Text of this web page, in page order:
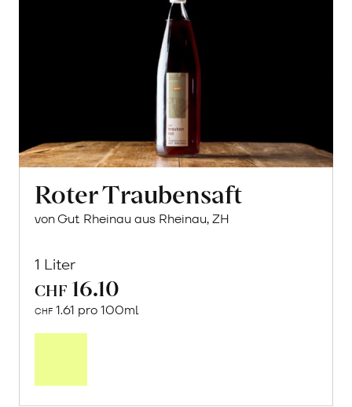
Roter Traubensaft
von Gut Rheinau aus Rheinau, ZH
1 Liter
CHF 16.10
CHF 1.61 pro 100ml